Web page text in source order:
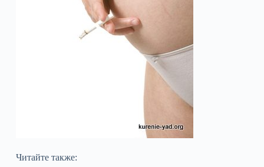
Читайте также: